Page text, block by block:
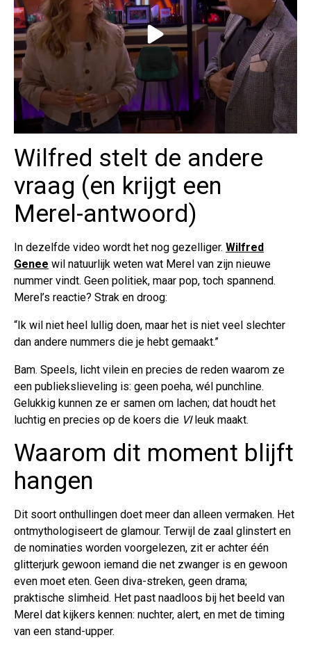
Wilfred stelt de andere
vraag (en krijgt een
Merel-antwoord)
In dezelfde video wordt het nog gezelliger. Wilfred
Genee wil natuurlijk weten wat Merel van zijn nieuwe
nummer vindt. Geen politiek, maar pop, toch spannend.
Merel’s reactie? Strak en droog:
“Ik wil niet heel lullig doen, maar het is niet veel slechter
dan andere nummers die je hebt gemaakt.”
Bam. Speels, licht vilein en precies de reden waarom ze
een publiekslieveling is: geen poeha, wél punchline.
Gelukkig kunnen ze er samen om lachen; dat houdt het
luchtig en precies op de koers die VIleuk maakt.
Waarom dit moment blijft
hangen
Dit soort onthullingen doet meer dan alleen vermaken. Het
ontmythologiseert de glamour. Terwijl de zaal glinstert en
de nominaties worden voorgelezen, zit er achter één
glitterjurk gewoon iemand die net zwanger is en gewoon
even moet eten. Geen diva-streken, geen drama;
praktische slimheid. Het past naadloos bij het beeld van
Merel dat kijkers kennen: nuchter, alert, en met de timing
van een stand-upper.